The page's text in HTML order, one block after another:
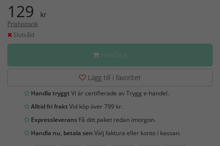
129 kr
Prishistorik
Slutsåld
HANDLA
Lägg till i favoriter
Handla tryggtVi är certifierade av Trygg e-handel.
Alltid fri fraktVid köp över 799 kr.
Expressleverans Få ditt paket redan imorgon.
Handla nu, betala sen Välj faktura eller konto i kassan.